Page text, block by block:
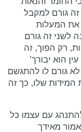
גורם למקבל
את המעלות
לשני זה גורם
רק הפוך, זה
הוא יבורך'
גורם לו להתגשם
המידות שלו, כך זה
עם עצמו כל
מאידך